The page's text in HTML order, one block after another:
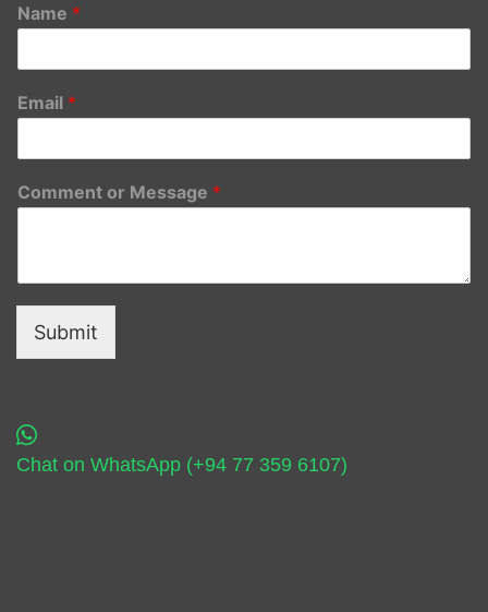
Name *
Email *
Comment or Message *
Submit
Chat on WhatsApp (+94 77 359 6107)